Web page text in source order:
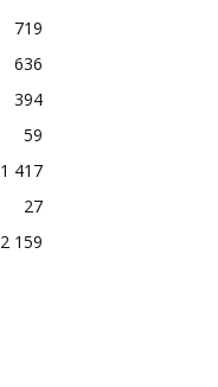
719
636
394
59
1 417
27
2 159